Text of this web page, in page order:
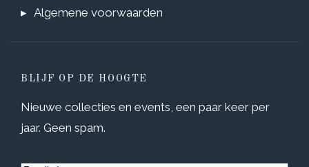
Algemene voorwaarden
BLIJF OP DE HOOGTE
Nieuwe collecties en events, een paar keer per
jaar. Geen spam.